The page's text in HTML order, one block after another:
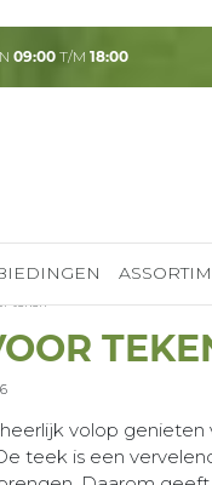
teken
09:00 T/M 18:00
volop
teek is een